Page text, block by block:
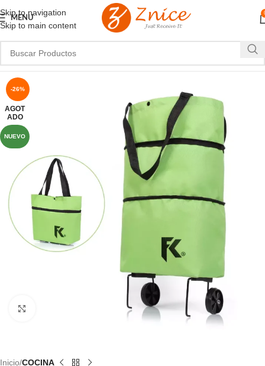
Skip to navigation
Skip to main content
MENU
-26%
AGOT
ADO
NUEVO
Inicio COCINA